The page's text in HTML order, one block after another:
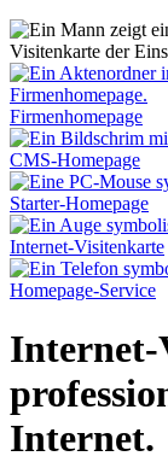
Firmenhomepage
CMS-Homepage
Starter-Homepage
Internet-Visitenkarte
Homepage-Service
Internet-
Internet.